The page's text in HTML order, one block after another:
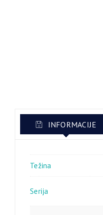
INFORMACIJE
Težina
Serija